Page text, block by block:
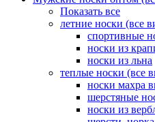
Показать все
летние носки (все
спортивные
носки из
носки из льна
теплые носки (все
носки махра
шерстяные
носки из